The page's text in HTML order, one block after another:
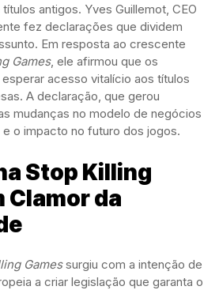
antigos. Yves Guillemot, CEO
fez declarações que dividem
Em resposta ao crescente
Games, ele afirmou que os
acesso vitalício aos títulos
A declaração, que gerou
mudanças no modelo de negócios
o impacto no futuro dos jogos.
Stop Killing
Clamor da
Gamessurgiu com a intenção de
a criar legislação que garanta o